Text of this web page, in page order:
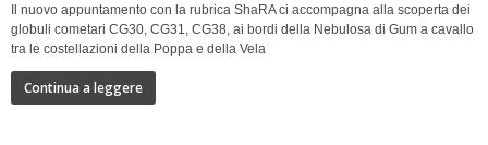
Il nuovo appuntamento con la rubrica ShaRA ci accompagna alla scoperta dei
globuli cometari CG30, CG31, CG38, ai bordi della Nebulosa di Gum a cavallo
tra le costellazioni della Poppa e della Vela
Continua a leggere